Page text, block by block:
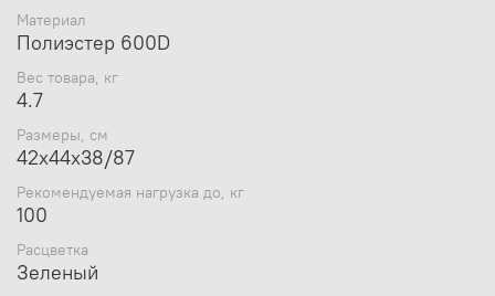
Материал
Полиэстер 600D
Вес товара, кг
4.7
Размеры, см
42х44х38/87
Рекомендуемая нагрузка до, кг
100
Расцветка
Зеленый